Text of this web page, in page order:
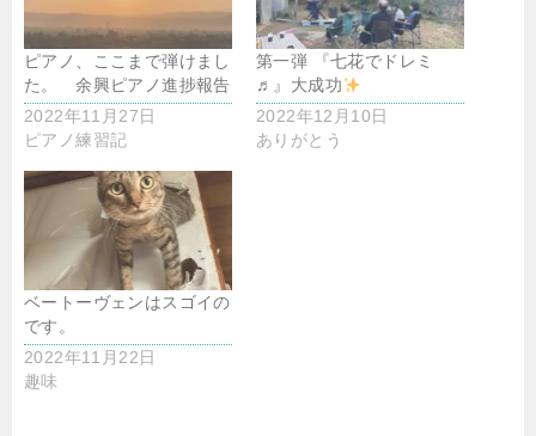
ピアノ、ここまで弾けまし
た。 余興ピアノ進捗報告
2022年11月27日
ピアノ練習記
第一弾 『七花でドレミ
♬』大成功
2022年12月10日
ありがとう
ベートーヴェンはスゴイの
です。
2022年11月22日
趣味